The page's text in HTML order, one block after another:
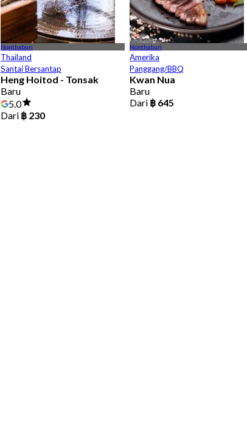
Nonthaburi
Thailand
Santai Bersantap
Heng Hoitod - Tonsak
Baru
5.0
Dari ฿ 230
Nonthaburi
Amerika
Panggang/BBQ
Kwan Nua
Baru
Dari ฿ 645